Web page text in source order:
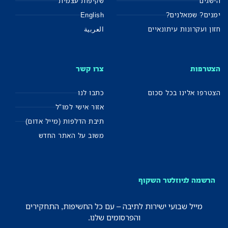
ימנים? שמאלנים?
חזון ועקרונות עיתונאיים
English
العربية
הצטרפות
הצטרפו אלינו בכל סכום
צרו קשר
כתבו לנו
אזור אישי למו"ל
תיבת הדלפות (מייל אדום)
משוב על האתר החדש
הרשמה לניוזלטר השקוף
מייל שבועי ישירות לתיבה – עם כל החשיפות, התחקירים
והפרסומים שלנו.